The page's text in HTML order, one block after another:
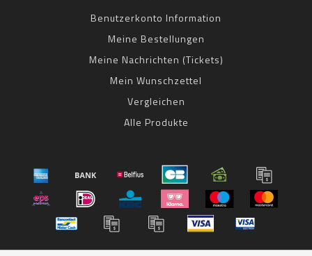
Benutzerkonto Information
Meine Bestellungen
Meine Nachrichten (Tickets)
Mein Wunschzettel
Vergleichen
Alle Produkte